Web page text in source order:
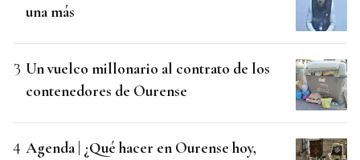
una más
Un vuelco millonario al contrato de los
contenedores de Ourense
Agenda | ¿Qué hacer en Ourense hoy,